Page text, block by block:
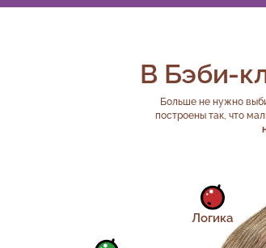
В Бэби-
Больше не нужно
построены так, что
Логика